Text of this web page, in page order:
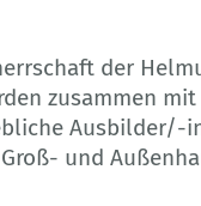
der
zusammen
Ausbilder/-
und